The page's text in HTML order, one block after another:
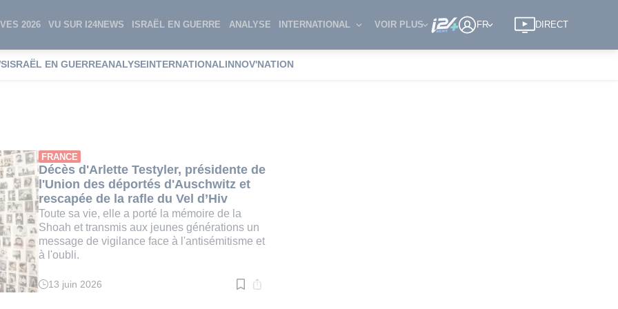
2026 VU SUR I24NEWS ISRAËL EN GUERRE ANALYSE INTERNATIONAL VOIR PLUS FR DIRECT
ISRAËL EN GUERREANALYSEINTERNATIONALINNOV'NATION
FRANCE
Décès d'Arlette Testyler, présidente de
l'Union des déportés d'Auschwitz et
rescapée de la rafle du Vel d’Hiv
Toute sa vie, elle a porté la mémoire de la
Shoah et transmis aux jeunes générations un
message de vigilance face à l'antisémitisme et
à l'oubli.
Temps
13 juin 2026